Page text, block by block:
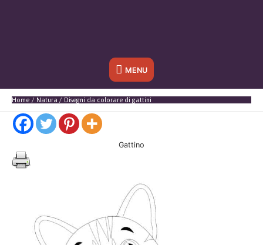
Sotto
l'header
MENU
Home Natura Disegni da colorare di gattini
Gattino